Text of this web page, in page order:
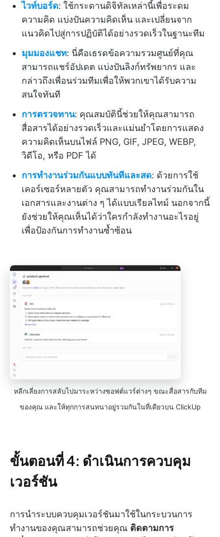
ไวท์บอร์ด: ใช้กระดานดิจิทัลเหล่านี้เพื่อระดม
ความคิด แบ่งปันความคิดเห็น และเปลี่ยนจาก
แนวคิดไปสู่การปฏิบัติได้อย่างรวดเร็วในฐานะทีม
มุมมองแชท: นี่คือเธรดข้อความรวมศูนย์ที่คุณ
สามารถแชร์อัปเดต แบ่งปันลิงก์ทรัพยากร และ
กล่าวถึงเพื่อนร่วมทีมเพื่อให้พวกเขาได้รับความ
สนใจทันที
การตรวจทาน: คุณสมบัตินี้ช่วยให้คุณสามารถ
สื่อสารได้อย่างรวดเร็วและแม่นยำโดยการแสดง
ความคิดเห็นบนไฟล์ PNG, GIF, JPEG, WEBP,
วิดีโอ, หรือ PDF ได้
การทำงานร่วมกันแบบทันทีและสด: ด้วยการใช้
เคอร์เซอร์หลายตัว คุณสามารถทำงานร่วมกันใน
เอกสารและงานต่าง ๆ ได้แบบเรียลไทม์ นอกจากนี้
ยังช่วยให้คุณเห็นได้ว่าใครกำลังทำงานอะไรอยู่
เพื่อป้องกันการทำงานซ้ำซ้อน
หลีกเลี่ยงการสลับไปมาระหว่างซอฟต์แวร์ต่างๆ ขณะสื่อสารกับทีม
ของคุณ และให้ทุกการสนทนาอยู่รวมกันในที่เดียวบน ClickUp
ขั้นตอนที่ 4: ดำเนินการควบคุม
เวอร์ชัน
การนำระบบควบคุมเวอร์ชันมาใช้ในกระบวนการ
ทำงานของคุณสามารถช่วยคุณ ติดตามการ